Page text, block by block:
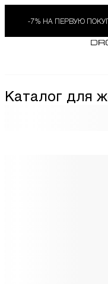
-7% НА ПЕРВУЮ
Каталог для